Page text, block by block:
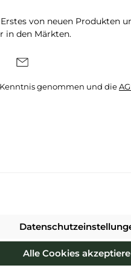
von neuen Produkten
in den Märkten.
genommen und die
vorbehalten. Theme by
Alle Cookies